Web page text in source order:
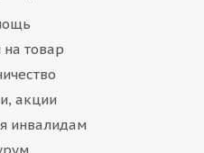
на товар
акции
инвалидам